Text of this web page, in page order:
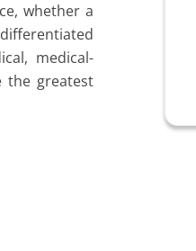
whether a
medical-
the greatest